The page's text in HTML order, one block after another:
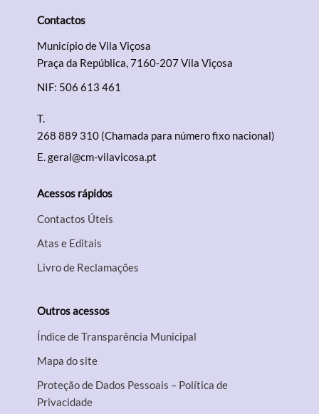
Contactos
Município de Vila Viçosa
Praça da República, 7160-207 Vila Viçosa
NIF: 506 613 461
T.
268 889 310 (Chamada para número fixo nacional)
E.geral@cm-vilavicosa.pt
Acessos rápidos
Contactos Úteis
Atas e Editais
Livro de Reclamações
Outros acessos
Índice de Transparência Municipal
Mapa do site
Proteção de Dados Pessoais – Política de
Privacidade